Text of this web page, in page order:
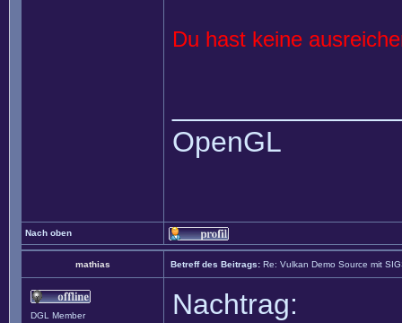
Du hast keine
OpenGL
Nach oben
mathias Betreff des Beitrags: Re: Vulkan Demo Source mit
DGL Member
Nachtrag: